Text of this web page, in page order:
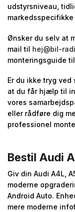
udstyrsniveau,
Ønsker du selv at
mail til hej@bil-
monteringsguide
Er du ikke tryg
at du får hjælp til
vores
eller rådføre dig
professionel
Bestil Audi
Giv din Audi A4L,
moderne
Android Auto.
mere moderne